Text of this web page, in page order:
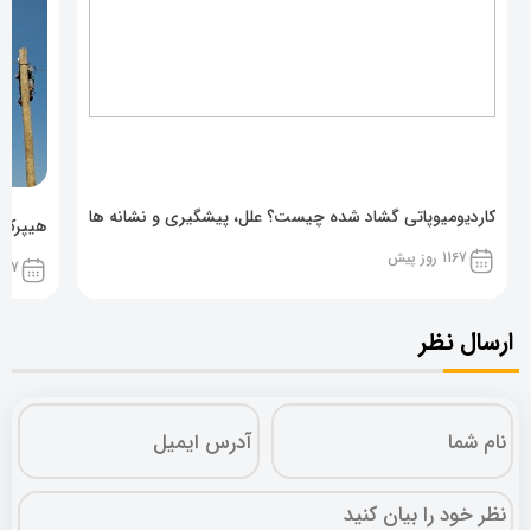
کاردیومیوپاتی گشاد شده چیست؟ علل، پیشگیری و نشانه ها
1167 روز پیش 1167
ارسال نظر